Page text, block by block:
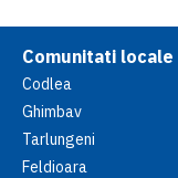
Comunitati locale
Codlea
Ghimbav
Tarlungeni
Feldioara